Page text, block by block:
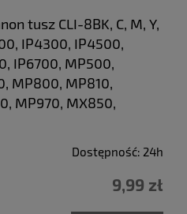
tusz CLI-8BK, C, M, Y,
IP4300, IP4500,
IP6700, MP500,
MP800, MP810,
MP970, MX850,
Dostępność: 24h
9,99 zł